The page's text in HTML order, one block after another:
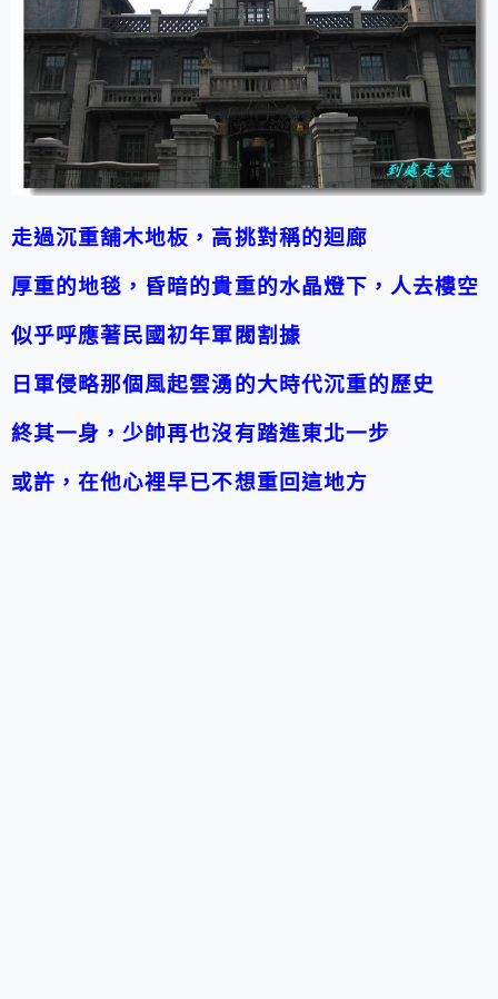
走過沉重舖木地板，高挑對稱的迴廊
厚重的地毯，昏暗的貴重的水晶燈下，人去樓空
似乎呼應著民國初年軍閥割據
日軍侵略那個風起雲湧的大時代沉重的歷史
終其一身，少帥再也沒有踏進東北一步
或許，在他心裡早已不想重回這地方